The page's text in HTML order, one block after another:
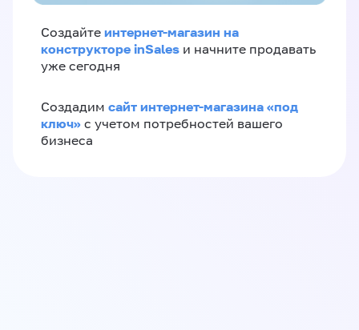
Создайте интернет-магазин на
конструкторе inSales и начните продавать
уже сегодня
Создадим сайт интернет-магазина «под
ключ» с учетом потребностей вашего
бизнеса